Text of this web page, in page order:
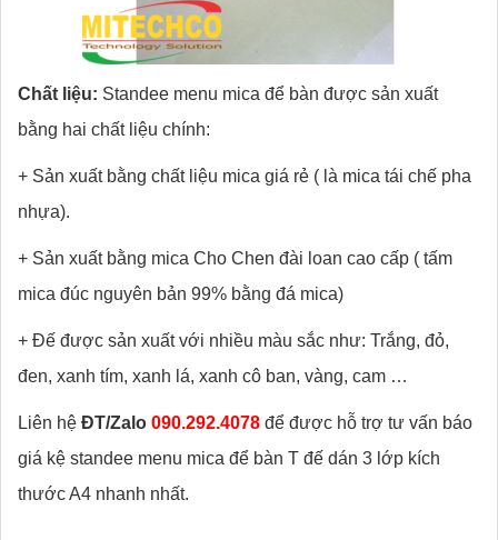
Chất liệu: Standee menu mica để bàn được sản xuất
bằng hai chất liệu chính:
+ Sản xuất bằng chất liệu mica giá rẻ ( là mica tái chế pha
nhựa).
+ Sản xuất bằng mica Cho Chen đài loan cao cấp ( tấm
mica đúc nguyên bản 99% bằng đá mica)
+ Đế được sản xuất với nhiều màu sắc như: Trắng, đỏ,
đen, xanh tím, xanh lá, xanh cô ban, vàng, cam …
Liên hệ ĐT/Zalo 090.292.4078 để được hỗ trợ tư vấn báo
giá kệ standee menu mica để bàn T đế dán 3 lớp kích
thước A4 nhanh nhất.